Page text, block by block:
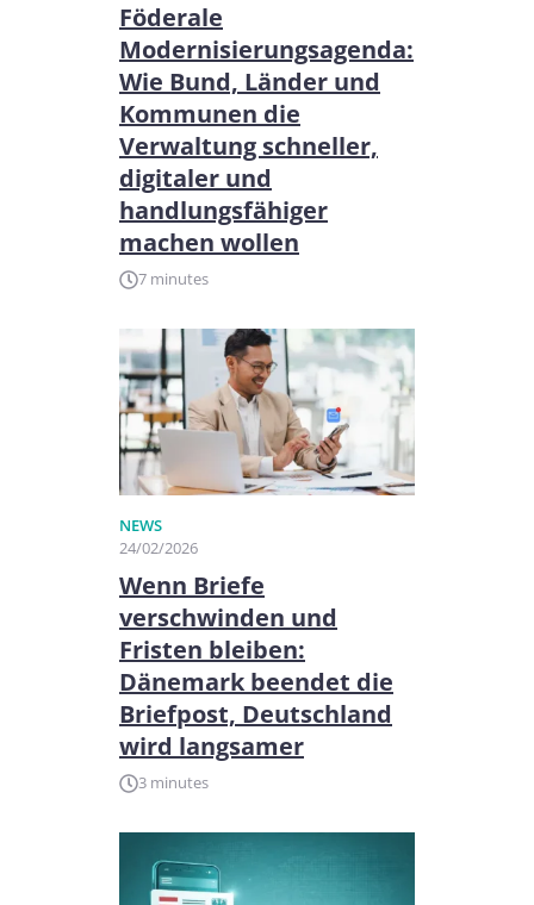
Föderale
Modernisierungsagenda:
Wie Bund, Länder und
Kommunen die
Verwaltung schneller,
digitaler und
handlungsfähiger
machen wollen
7 minutes
NEWS
24/02/2026
Wenn Briefe
verschwinden und
Fristen bleiben:
Dänemark beendet die
Briefpost, Deutschland
wird langsamer
3 minutes